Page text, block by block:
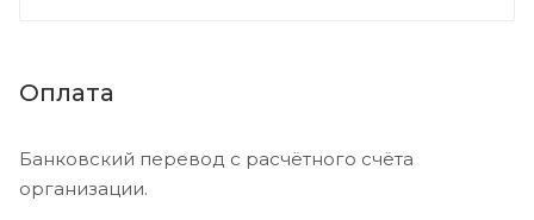
Оплата
Банковский перевод с расчётного счёта
организации.